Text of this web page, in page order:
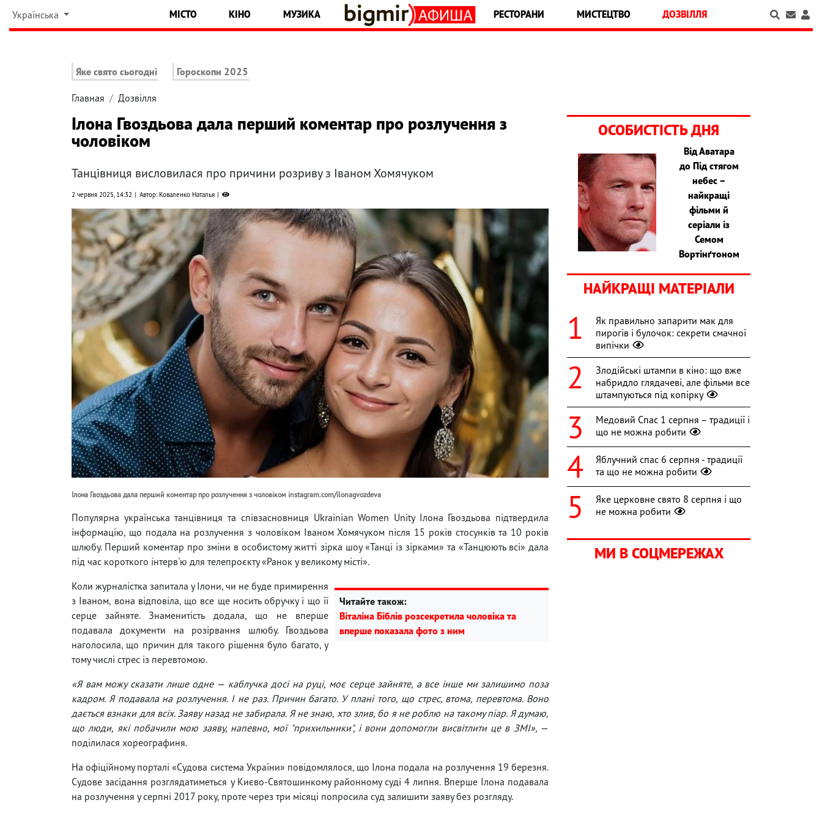
Українська МІСТО КІНО МУЗИКА РЕСТОРАНИ МИСТЕЦТВО ДОЗВІЛЛЯ
Яке свято сьогодні Гороскопи 2025
Главная Дозвілля
Ілона Гвоздьова дала перший коментар про розлучення з
чоловіком
Танцівниця висловилася про причини розриву з Іваном Хомячуком
2 червня 2025, 14:32 Автор: Коваленко Наталья
Ілона Гвоздьова дала перший коментар про розлучення з чоловіком instagram.com/ilonagvozdeva
Популярна українська танцівниця та співзасновниця Ukrainian Women Unity Ілона Гвоздьова підтвердила
інформацію, що подала на розлучення з чоловіком Іваном Хомячуком після 15 років стосунків та 10 років
шлюбу. Перший коментар про зміни в особистому житті зірка шоу «Танці із зірками» та «Танцюють всі» дала
під час короткого інтерв'ю для телепроєкту «Ранок у великому місті».
Читайте також:
Віталіна Біблів розсекретила чоловіка та
вперше показала фото з ним
Коли журналістка запитала у Ілони, чи не буде примирення
з Іваном, вона відповіла, що все ще носить обручку і що її
серце зайняте. Знаменитість додала, що не вперше
подавала документи на розірвання шлюбу. Гвоздьова
наголосила, що причин для такого рішення було багато, у
тому числі стрес із перевтомою.
«Я вам можу сказати лише одне — каблучка досі на руці, моє серце зайняте, а все інше ми залишимо поза
кадром. Я подавала на розлучення. І не раз. Причин багато. У плані того, що стрес, втома, перевтома. Воно
дається взнаки для всіх. Заяву назад не забирала. Я не знаю, хто злив, бо я не роблю на такому піар. Я думаю,
що люди, які побачили мою заяву, напевно, мої "прихильники", і вони допомогли висвітлити це в ЗМІ», —
поділилася хореографиня.
На офіційному порталі «Судова система України» повідомлялося, що Ілона подала на розлучення 19 березня.
Судове засідання розглядатиметься у Києво-Святошинкому районному суді 4 липня. Вперше Ілона подавала
на розлучення у серпні 2017 року, проте через три місяці попросила суд залишити заяву без розгляду.
ОСОБИСТІСТЬ ДНЯ
Від Аватара
до Під стягом
небес –
найкращі
фільми й
серіали із
Семом
Вортінґтоном
НАЙКРАЩІ МАТЕРІАЛИ
Як правильно запарити мак для
пирогів і булочок: секрети смачної
випічки
Злодійські штампи в кіно: що вже
набридло глядачеві, але фільми все
штампуються під копірку
Медовий Спас 1 серпня – традиції і
що не можна робити
Яблучний спас 6 серпня - традиції
та що не можна робити
Яке церковне свято 8 серпня і що
не можна робити
МИ В СОЦМЕРЕЖАХ